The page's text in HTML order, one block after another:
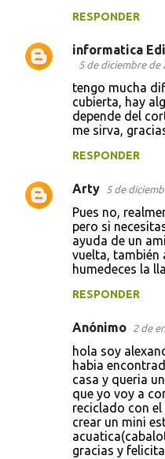
i
RESPONDER
informatica
5 de diciembre de
tengo mucha
cubierta, hay
depende del
me sirva,
RESPONDER
Arty 5 de
Pues no,
pero si
ayuda de un
vuelta, también
humedeces la
RESPONDER
Anónimo 2 de
hola soy
habia
casa y queria
que yo voy a
reciclado con
crear un mini
gracias y